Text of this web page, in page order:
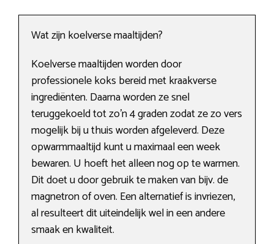
Wat zijn koelverse maaltijden?
Koelverse maaltijden worden door
professionele koks bereid met kraakverse
ingrediënten. Daarna worden ze snel
teruggekoeld tot zo’n 4 graden zodat ze zo vers
mogelijk bij u thuis worden afgeleverd. Deze
opwarmmaaltijd kunt u maximaal een week
bewaren. U hoeft het alleen nog op te warmen.
Dit doet u door gebruik te maken van bijv. de
magnetron of oven. Een alternatief is invriezen,
al resulteert dit uiteindelijk wel in een andere
smaak en kwaliteit.